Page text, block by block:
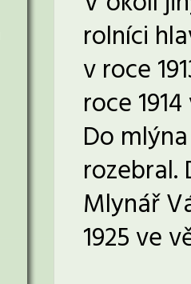
rolníci
v roce
roce
Do
rozebral.
Mlynář
1925 ve